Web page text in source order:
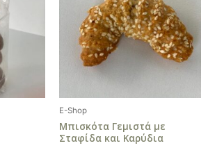
E-Shop
Μπισκότα Γεμιστά με
Σταφίδα και Καρύδια